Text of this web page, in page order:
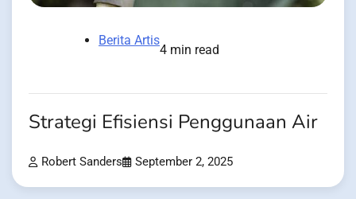
Berita Artis
4 min read
Strategi Efisiensi Penggunaan Air
Robert Sanders September 2, 2025